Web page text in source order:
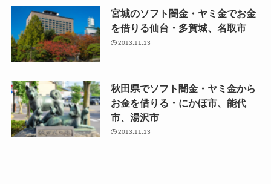
宮城のソフト闇金・ヤミ金でお金
を借りる仙台・多賀城、名取市
2013.11.13
秋田県でソフト闇金・ヤミ金から
お金を借りる・にかほ市、能代
市、湯沢市
2013.11.13